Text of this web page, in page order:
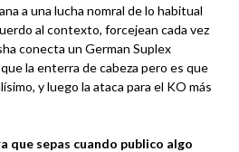
a una lucha nomral de lo habitual
al contexto, forcejean cada vez
conecta un German Suplex
la enterra de cabeza pero es que
y luego la ataca para el KO más
que sepas cuando publico algo